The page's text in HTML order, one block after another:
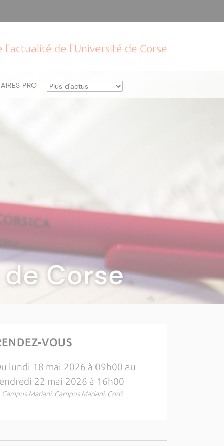
l'actualité de l'Université de Corse
PRO
Corse
VOUS
lundi 18 mai 2026 à 09h00 au
22 mai 2026 à 16h00
Campus Mariani, Campus Mariani, Corti